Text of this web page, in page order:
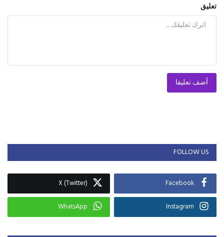
تعليق
أضف تعليقا
FOLLOW US
Facebook
X (Twitter)
Instagram
WhatsApp